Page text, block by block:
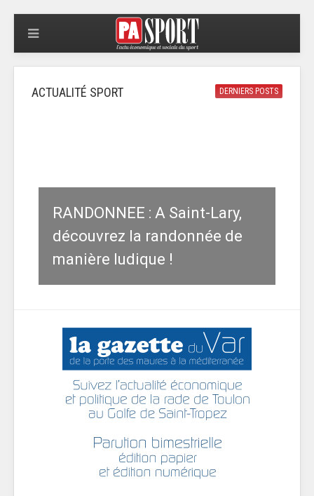
DERNIERS POSTS
ACTUALITÉ SPORT
RANDONNEE : A Saint-Lary,
découvrez la randonnée de
manière ludique !